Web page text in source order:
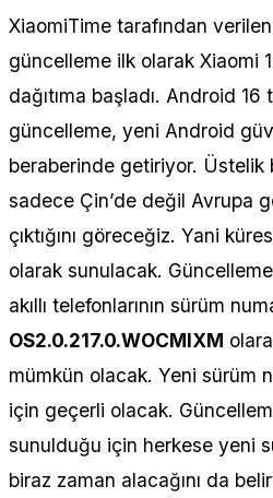
XiaomiTime tarafından
güncelleme ilk olarak Xiaomi
dağıtıma başladı. Android 16
güncelleme, yeni Android
beraberinde getiriyor. Üstelik
sadece Çin’de değil Avrupa
çıktığını göreceğiz. Yani
olarak sunulacak.
akıllı telefonlarının sürüm
OS2.0.217.0.WOCMIXM
mümkün olacak. Yeni sürüm
için geçerli olacak.
sunulduğu için herkese yeni
biraz zaman alacağını da